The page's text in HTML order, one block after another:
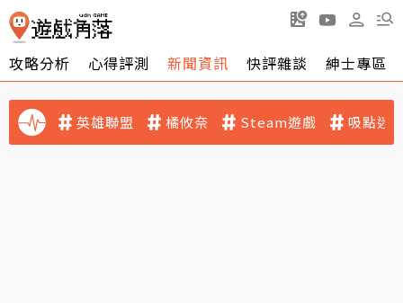
攻略分析 心得評測 新聞資訊 快評雜談 紳士專區
英雄聯盟 橘攸奈 Steam遊戲 吸點迷